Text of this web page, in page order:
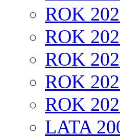
ROK
ROK
ROK
ROK
ROK
LATA